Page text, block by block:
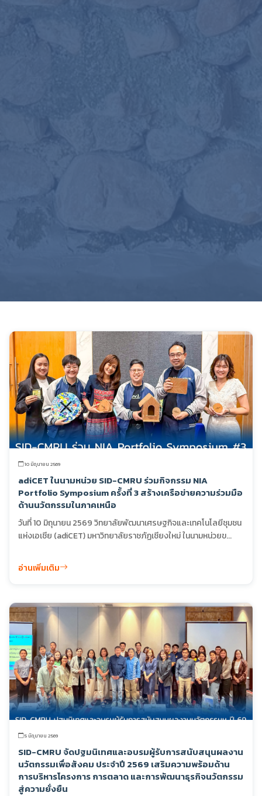
10 มิถุนายน 2569
adiCET ในนามหน่วย SID-CMRU ร่วมกิจกรรม NIA
Portfolio Symposium ครั้งที่ 3 สร้างเครือข่ายความร่วมมือ
ด้านนวัตกรรมในภาคเหนือ
วันที่ 10 มิถุนายน 2569 วิทยาลัยพัฒนาเศรษฐกิจและเทคโนโลยีชุมชน
แห่งเอเชีย (adiCET) มหาวิทยาลัยราชภัฏเชียงใหม่ ในนามหน่วยข...
อ่านเพิ่มเติม
5 มิถุนายน 2569
SID-CMRU จัดปฐมนิเทศและอบรมผู้รับการสนับสนุนผลงาน
นวัตกรรมเพื่อสังคม ประจำปี 2569 เสริมความพร้อมด้าน
การบริหารโครงการ การตลาด และการพัฒนาธุรกิจนวัตกรรม
สู่ความยั่งยืน